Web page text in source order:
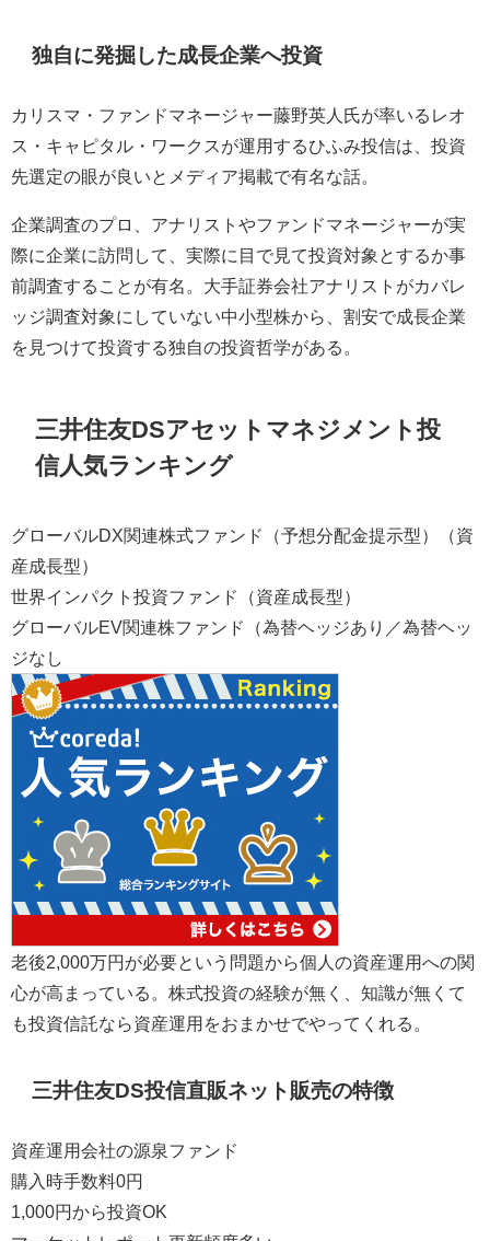
独自に発掘した成長企業へ投資
カリスマ・ファンドマネージャー藤野英人氏が率いるレオ
ス・キャピタル・ワークスが運用するひふみ投信は、投資
先選定の眼が良いとメディア掲載で有名な話。
企業調査のプロ、アナリストやファンドマネージャーが実
際に企業に訪問して、実際に目で見て投資対象とするか事
前調査することが有名。大手証券会社アナリストがカバレ
ッジ調査対象にしていない中小型株から、割安で成長企業
を見つけて投資する独自の投資哲学がある。
三井住友DSアセットマネジメント投
信人気ランキング
グローバルDX関連株式ファンド（予想分配金提示型）（資
産成⻑型）
世界インパクト投資ファンド（資産成⻑型）
グローバルEV関連株ファンド（為替ヘッジあり／為替ヘッ
ジなし
老後2,000万円が必要という問題から個人の資産運用への関
心が高まっている。株式投資の経験が無く、知識が無くて
も投資信託なら資産運用をおまかせでやってくれる。
三井住友DS投信直販ネット販売の特徴
資産運用会社の源泉ファンド
購入時手数料0円
1,000円から投資OK